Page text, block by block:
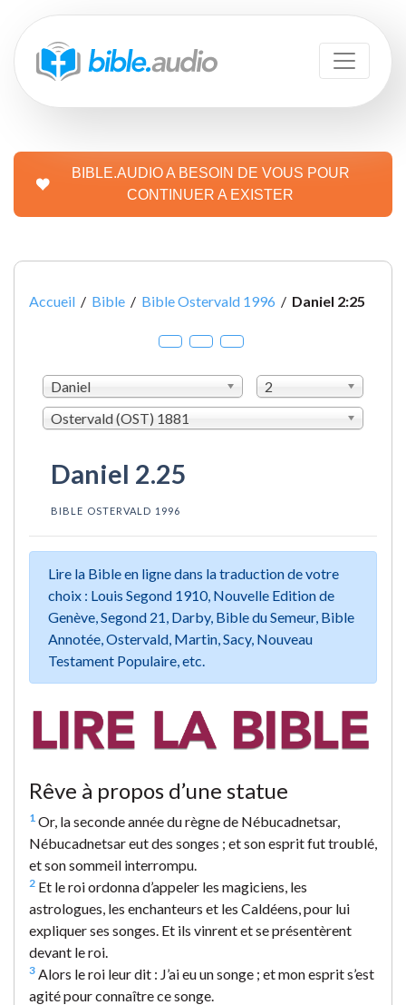
BIBLE.AUDIO A BESOIN DE VOUS POUR
CONTINUER A EXISTER
Accueil / Bible / Bible Ostervald 1996 / Daniel 2:25
Daniel
2
Ostervald (OST) 1881
Daniel 2.25
BIBLE OSTERVALD 1996
Lire la Bible en ligne dans la traduction de votre
choix : Louis Segond 1910, Nouvelle Edition de
Genève, Segond 21, Darby, Bible du Semeur, Bible
Annotée, Ostervald, Martin, Sacy, Nouveau
Testament Populaire, etc.
Rêve à propos d’une statue
1 Or, la seconde année du règne de Nébucadnetsar,
Nébucadnetsar eut des songes ; et son esprit fut troublé,
et son sommeil interrompu.
2 Et le roi ordonna d’appeler les magiciens, les
astrologues, les enchanteurs et les Caldéens, pour lui
expliquer ses songes. Et ils vinrent et se présentèrent
devant le roi.
3 Alors le roi leur dit : J’ai eu un songe ; et mon esprit s’est
agité pour connaître ce songe.